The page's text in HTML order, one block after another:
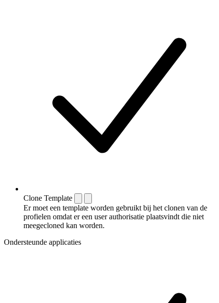
Clone Template
Er moet een template worden gebruikt bij het clonen van de
profielen omdat er een user authorisatie plaatsvindt die niet
meegecloned kan worden.
Ondersteunde applicaties